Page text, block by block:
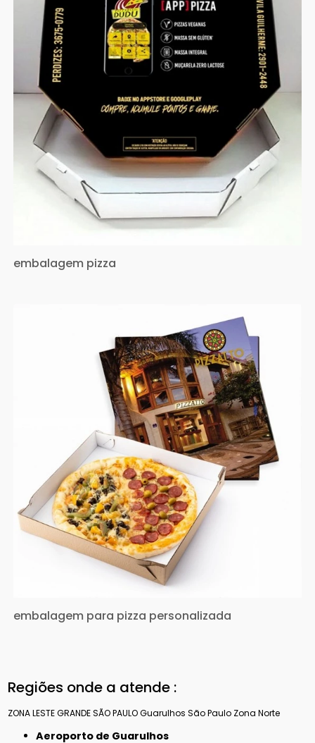
embalagem pizza
embalagem para pizza personalizada
Regiões onde a atende :
ZONA LESTEGRANDE SÃO PAULOGuarulhos São Paulo Zona Norte
Aeroporto de Guarulhos